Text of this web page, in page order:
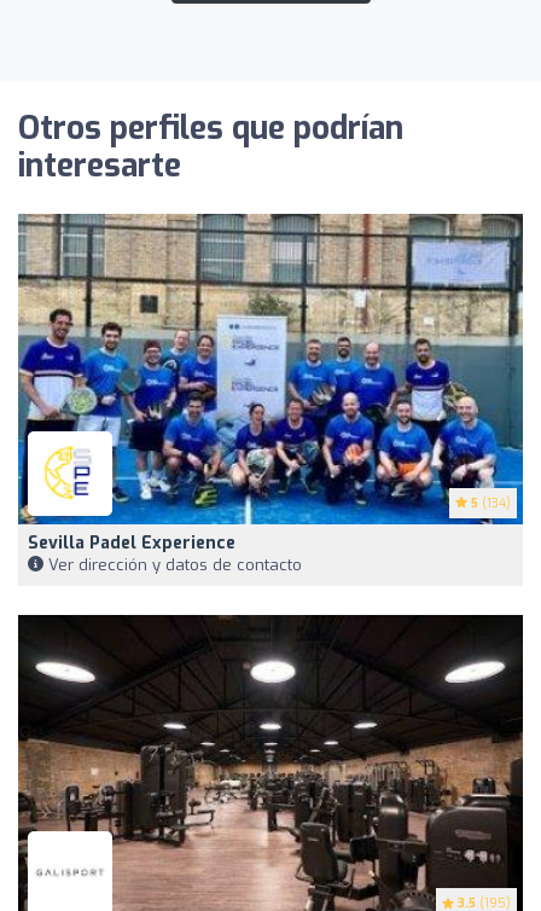
Otros perfiles que podrían
interesarte
5 (134)
Sevilla Padel Experience
Ver dirección y datos de contacto
3.5 (195)